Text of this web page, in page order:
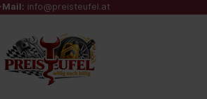
Mail: info@preisteufel.at